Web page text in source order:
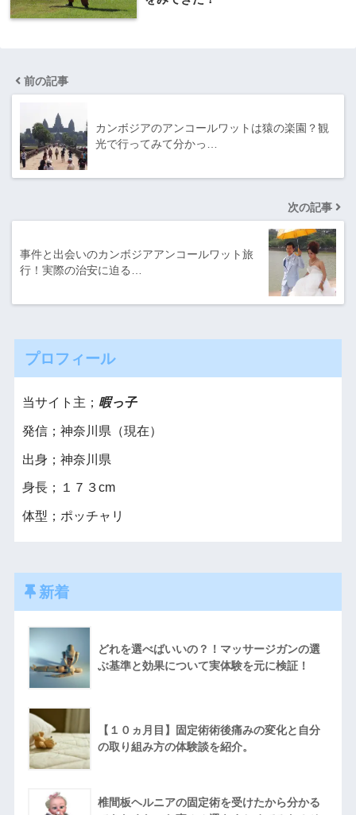
前の記事
カンボジアのアンコールワットは猿の楽園？観
光で行ってみて分かっ…
次の記事
事件と出会いのカンボジアアンコールワット旅
行！実際の治安に迫る…
プロフィール
当サイト主； 暇っ子
発信；神奈川県（現在）
出身；神奈川県
身長；１７３cm
体型；ポッチャリ
新着
どれを選べばいいの？！マッサージガンの選
ぶ基準と効果について実体験を元に検証！
【１０ヵ月目】固定術術後痛みの変化と自分
の取り組み方の体験談を紹介。
椎間板ヘルニアの固定術を受けたから分かる